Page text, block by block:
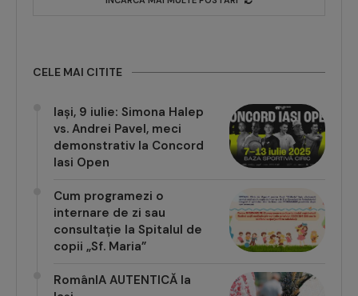
Iași, 9 iulie: Simona Halep
vs. Andrei Pavel, meci
demonstrativ la Concord
Cum programezi o
internare de zi sau
consultație la Spitalul de